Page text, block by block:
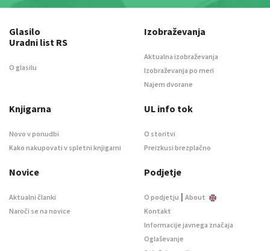
Glasilo
Uradni list RS
O glasilu
Izobraževanja
Aktualna izobraževanja
Izobraževanja po meri
Najem dvorane
Knjigarna
Novo v ponudbi
Kako nakupovati v spletni knjigarni
UL info tok
O storitvi
Preizkusi brezplačno
Novice
Aktualni članki
Naroči se na novice
Podjetje
O podjetju | About
Kontakt
Informacije javnega značaja
Oglaševanje